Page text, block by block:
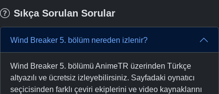
Sıkça Sorulan Sorular
Wind Breaker 5. bölüm nereden izlenir?
Wind Breaker 5. bölümü AnimeTR üzerinden Türkçe
altyazılı ve ücretsiz izleyebilirsiniz. Sayfadaki oynatıcı
seçicisinden farklı çeviri ekiplerini ve video kaynaklarını